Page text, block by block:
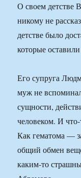
О своем детстве
никому не
детстве было
которые
Его супруга
муж не
сущности,
человеком. И
Как гематома —
общий обмен
каким-то